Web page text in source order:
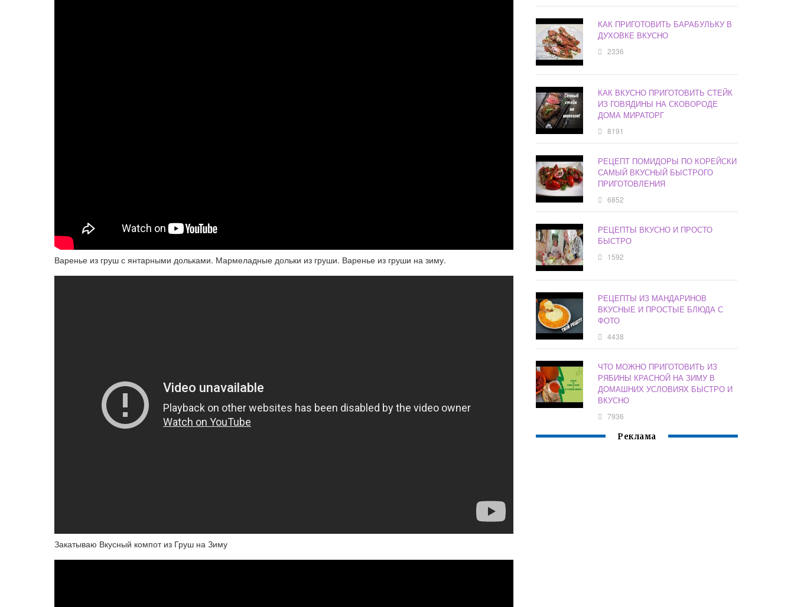
Варенье из груш с янтарными дольками. Мармеладные дольки из груши. Варенье из груши на зиму.
Закатываю Вкусный компот из Груш на Зиму
КАК ПРИГОТОВИТЬ БАРАБУЛЬКУ В
ДУХОВКЕ ВКУСНО
2336
КАК ВКУСНО ПРИГОТОВИТЬ СТЕЙК
ИЗ ГОВЯДИНЫ НА СКОВОРОДЕ
ДОМА МИРАТОРГ
8191
РЕЦЕПТ ПОМИДОРЫ ПО КОРЕЙСКИ
САМЫЙ ВКУСНЫЙ БЫСТРОГО
ПРИГОТОВЛЕНИЯ
6852
РЕЦЕПТЫ ВКУСНО И ПРОСТО
БЫСТРО
1592
РЕЦЕПТЫ ИЗ МАНДАРИНОВ
ВКУСНЫЕ И ПРОСТЫЕ БЛЮДА С
ФОТО
4438
ЧТО МОЖНО ПРИГОТОВИТЬ ИЗ
РЯБИНЫ КРАСНОЙ НА ЗИМУ В
ДОМАШНИХ УСЛОВИЯХ БЫСТРО И
ВКУСНО
7936
Реклама